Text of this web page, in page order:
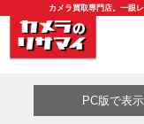
カメラ買取専門店。一眼
PC版で表示